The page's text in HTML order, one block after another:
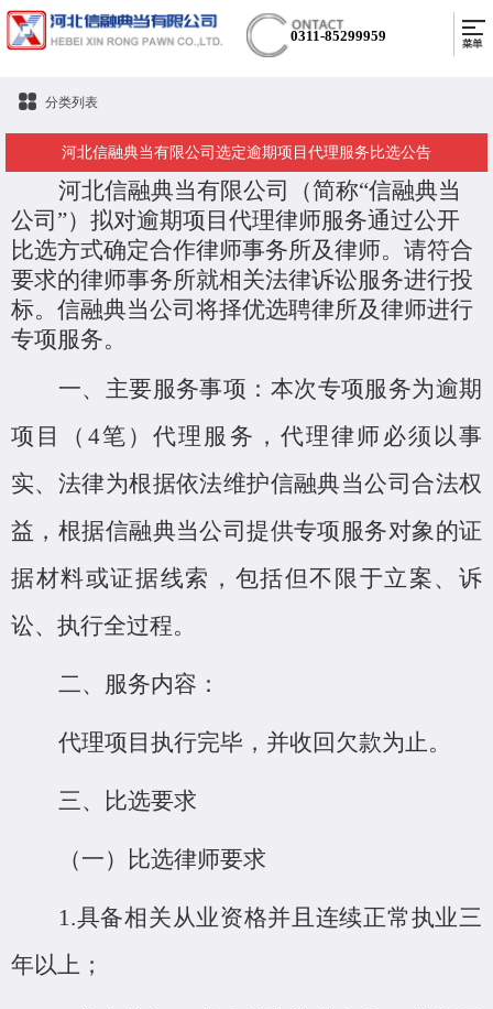
0311-85299959
分类列表
河北信融典当有限公司选定逾期项目代理服务比选公告
河北信融典当有限公司（简称“信融典当
公司”）拟对逾期项目代理律师服务通过公开
比选方式确定合作律师事务所及律师。请符合
要求的律师事务所就相关法律诉讼服务进行投
标。信融典当公司将择优选聘律所及律师进行
专项服务。
一、 主要服务事项：本次专项服务为逾期
项目（ 4笔）代理服务，代理律师必须以事
实、法律为根据依法维护信融典当公司合法权
益，根据信融典当公司提供专项服务对象的证
据材料或证据线索，包括但不限于立案、诉
讼、执行全过程。
二、 服务内容：
代理项目执行完毕，并收回欠款为止。
三、 比选要求
（一）比选律师要求
1.具备相关从业资格并且连续正常执业三
年以上；